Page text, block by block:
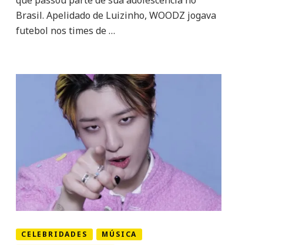
apresenta
em
São
Paulo
Brasil. Apelidado de Luizinho, WOODZ jogava
futebol nos times de …
CELEBRIDADES
MÚSICA